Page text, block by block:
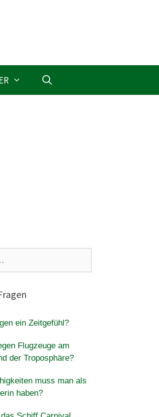
ein Zeitgefühl?
Flugzeuge am
der Troposphäre?
muss man als
haben?